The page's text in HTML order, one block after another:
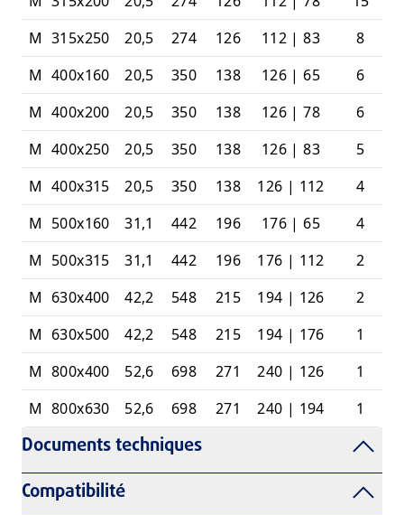
M 315x250 20,5 274 126 112 | 83
8
M 400x160 20,5 350 138 126 | 65
6
M 400x200 20,5 350 138 126 | 78
6
M 400x250 20,5 350 138 126 | 83
5
M 400x315 20,5 350 138 126 | 112
4
M 500x160 31,1 442 196 176 | 65
4
M 500x315 31,1 442 196 176 | 112
2
M 630x400 42,2 548 215 194 | 126
2
M 630x500 42,2 548 215 194 | 176
1
M 800x400 52,6 698 271 240 | 126
1
M 800x630 52,6 698 271 240 | 194 1
Documents techniques
Compatibilité